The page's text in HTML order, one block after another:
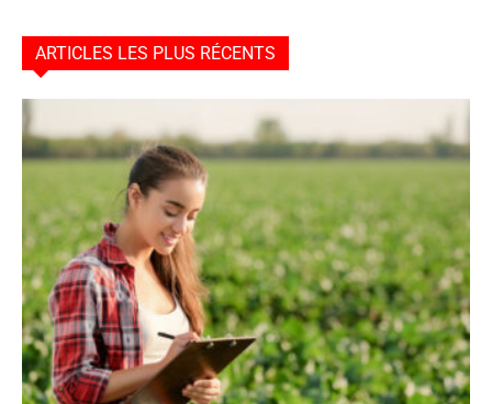
ARTICLES LES PLUS RÉCENTS